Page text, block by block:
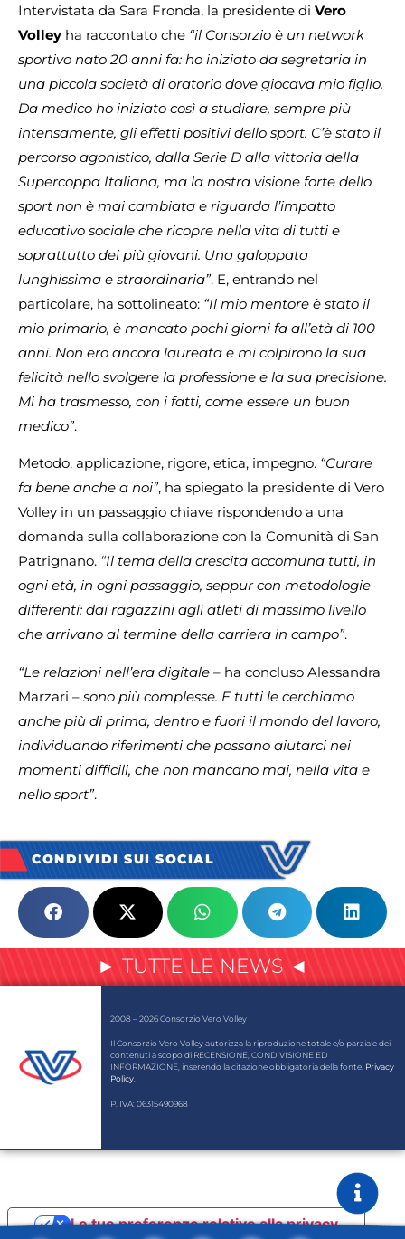
Intervistata da Sara Fronda, la presidente di Vero
Volley ha raccontato che “il Consorzio è un network
sportivo nato 20 anni fa: ho iniziato da segretaria in
una piccola società di oratorio dove giocava mio figlio.
Da medico ho iniziato così a studiare, sempre più
intensamente, gli effetti positivi dello sport. C’è stato il
percorso agonistico, dalla Serie D alla vittoria della
Supercoppa Italiana, ma la nostra visione forte dello
sport non è mai cambiata e riguarda l’impatto
educativo sociale che ricopre nella vita di tutti e
soprattutto dei più giovani. Una galoppata
lunghissima e straordinaria”. E, entrando nel
particolare, ha sottolineato: “Il mio mentore è stato il
mio primario, è mancato pochi giorni fa all’età di 100
anni. Non ero ancora laureata e mi colpirono la sua
felicità nello svolgere la professione e la sua precisione.
Mi ha trasmesso, con i fatti, come essere un buon
medico”.
Metodo, applicazione, rigore, etica, impegno. “Curare
fa bene anche a noi”, ha spiegato la presidente di Vero
Volley in un passaggio chiave rispondendo a una
domanda sulla collaborazione con la Comunità di San
Patrignano. “Il tema della crescita accomuna tutti, in
ogni età, in ogni passaggio, seppur con metodologie
differenti: dai ragazzini agli atleti di massimo livello
che arrivano al termine della carriera in campo”.
“Le relazioni nell’era digitale – ha concluso Alessandra
Marzari – sono più complesse. E tutti le cerchiamo
anche più di prima, dentro e fuori il mondo del lavoro,
individuando riferimenti che possano aiutarci nei
momenti difficili, che non mancano mai, nella vita e
nello sport”.
CONDIVIDI SUI SOCIAL
► TUTTE LE NEWS ◄
2008 – 2026 Consorzio Vero Volley
Il Consorzio Vero Volley autorizza la riproduzione totale e/o parziale dei
contenuti a scopo di RECENSIONE, CONDIVISIONE ED
INFORMAZIONE, inserendo la citazione obbligatoria della fonte. Privacy
Policy.
P. IVA: 06315490968
Le tue preferenze relative alla privacy